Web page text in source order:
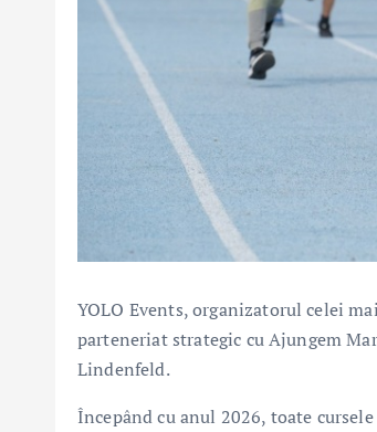
YOLO Events, organizatorul celei
parteneriat strategic cu Ajungem
Lindenfeld.
Începând cu anul 2026, toate